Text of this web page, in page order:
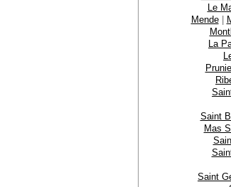
Le
Mende|
La
Saint
Mas
Saint